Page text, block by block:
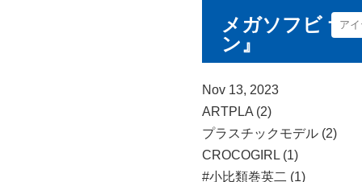
メガソフビ ザ
ン』
Nov 13, 2023
ARTPLA (2)
プラスチックモデル (2)
CROCOGIRL (1)
#小比類巻英二 (1)